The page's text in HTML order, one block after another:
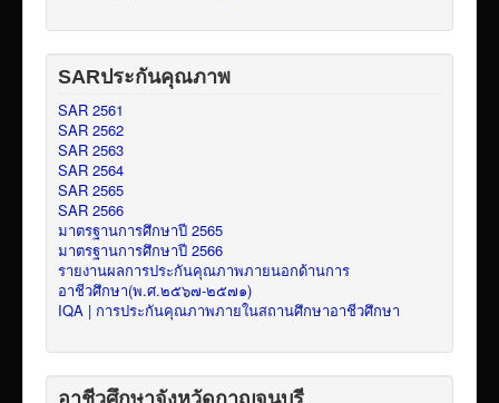
SARประกันคุณภาพ
SAR 2561
SAR 2562
SAR 2563
SAR 2564
SAR 2565
SAR 2566
มาตรฐานการศึกษาปี 2565
มาตรฐานการศึกษาปี 2566
รายงานผลการประกันคุณภาพภายนอกด้านการ
อาชีวศึกษา(พ.ศ.๒๕๖๗-๒๕๗๑)
IQA | การประกันคุณภาพภายในสถานศึกษาอาชีวศึกษา
อาชีวศึกษาจังหวัดกาญจนบุรี